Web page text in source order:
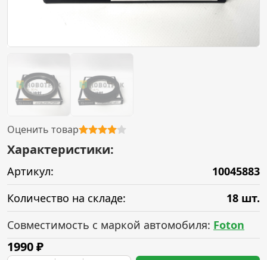
Оценить товар
Характеристики:
Артикул:
10045883
Количество на складе:
18 шт.
Совместимость с маркой автомобиля: Foton
1990₽